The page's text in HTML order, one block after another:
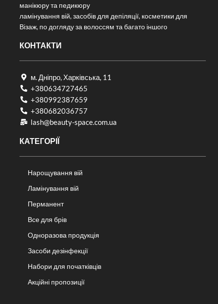
манікюру та педикюру
ламінування вій, засобів для депіляції, косметики для
Візаж, по догляду за волоссям та багато іншого
КОНТАКТИ
м. Дніпро, Харківська, 11
+380634727465
+380992387659
+380682036757​
lash@beauty-space.com.ua
КАТЕГОРІЇ
Нарощування вій
Ламінування вій
Перманент
Все для брів
Одноразова продукція
Засоби дезінфекції
Набори для початківців
Акційні пропозиції